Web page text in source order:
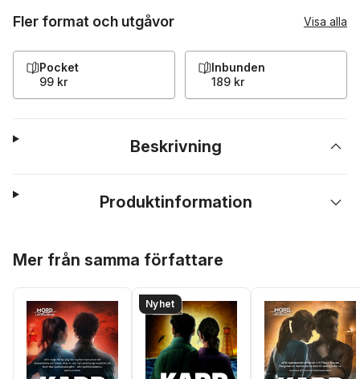
Fler format och utgåvor Visa alla
Pocket
99 kr
Inbunden
189 kr
Beskrivning
Produktinformation
Mer från samma författare
Nyhet